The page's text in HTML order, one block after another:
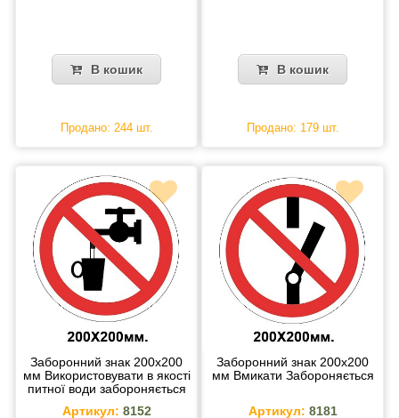
В кошик
Продано: 244 шт.
В кошик
Продано: 179 шт.
Заборонний знак 200х200
мм Використовувати в якості
питної води забороняється
Артикул: 8152
Заборонний знак 200х200
мм Вмикати Забороняється
Артикул: 8181